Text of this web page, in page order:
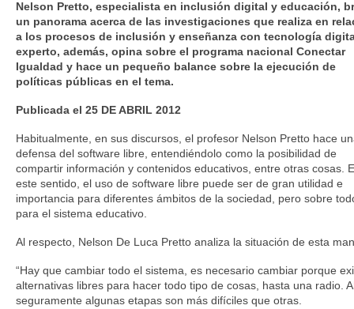
Nelson Pretto, especialista en inclusión digital y educación,
un panorama acerca de las investigaciones que realiza en
a los procesos de inclusión y enseñanza con tecnología
experto, además, opina sobre el programa nacional Conectar
Igualdad y hace un pequeño balance sobre la ejecución de
políticas públicas en el tema.
Publicada el 25 DE ABRIL 2012
Habitualmente, en sus discursos, el profesor Nelson Pretto hace
defensa del software libre, entendiéndolo como la posibilidad de
compartir información y contenidos educativos, entre otras cosas.
este sentido, el uso de software libre puede ser de gran utilidad e
importancia para diferentes ámbitos de la sociedad, pero sobre
para el sistema educativo.
Al respecto, Nelson De Luca Pretto analiza la situación de esta
“Hay que cambiar todo el sistema, es necesario cambiar porque
alternativas libres para hacer todo tipo de cosas, hasta una radio.
seguramente algunas etapas son más difíciles que otras.